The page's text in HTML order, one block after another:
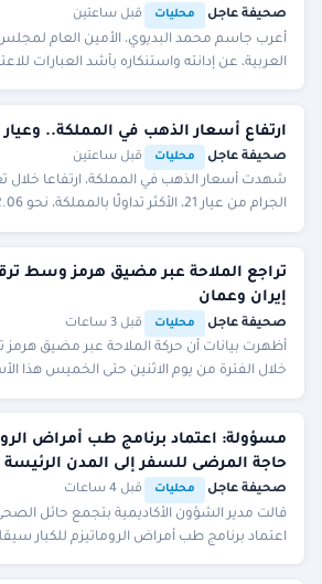
صحيفة عاجل محليات قبل ساعتين
أعرب جاسم محمد البديوي، الأمين العام لمجلس
العربية، عن إدانته واستنكاره بأشد العبارات
نفذتها المليشيات الحو
ارتفاع أسعار الذهب في المملكة.. وعيار 21 يسجل 452 ريالا
صحيفة عاجل محليات قبل ساعتين
شهدت أسعار الذهب في المملكة، ارتفاعا خلال
الجرام من عيار 21، الأكثر تداولًا بالمملكة، نحو 452.06، ريال (120.55 دولار)
تراجع الملاحة عبر مضيق هرمز وسط
إيران وعمان
صحيفة عاجل محليات قبل 3 ساعات
مسؤولة: اعتماد برنامج طب أمراض
حاجة المرضى للسفر إلى المدن الرئيسة
صحيفة عاجل محليات قبل 4 ساعات
قالت مدير الشؤون الأكاديمية بتجمع حائل
اعتماد برنامج طب أمراض الروماتيزم للكبار